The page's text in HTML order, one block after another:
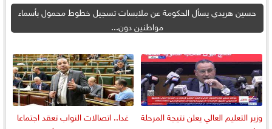
حسين هريدي يسأل الحكومة عن ملابسات تسجيل خطوط محمول بأسماء
مواطنين دون...
وزير التعليم العالي يعلن نتيجة المرحلة
غدا.. اتصالات النواب تعقد اجتماعا